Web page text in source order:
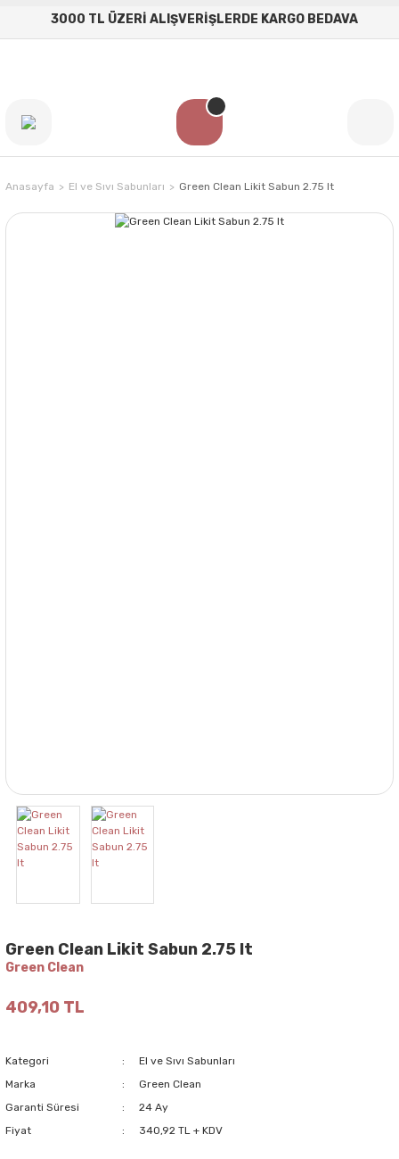
3000 TL ÜZERİ ALIŞVERİŞLERDE KARGO BEDAVA
Anasayfa El ve Sıvı Sabunları Green Clean Likit Sabun 2.75 lt
Green Clean Likit Sabun 2.75 lt
Green Clean
409,10 TL
Kategori
El ve Sıvı Sabunları
Marka
Green Clean
Garanti Süresi
24 Ay
Fiyat
340,92 TL + KDV